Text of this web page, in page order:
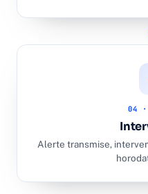
04 ·
Alerte transmise,